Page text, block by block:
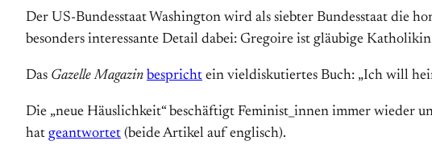
Der US-Bundesstaat Washington wird als siebter Bundesstaat die
besonders interessante Detail dabei: Gregoire ist gläubige
Das Gazelle Magazin bespricht ein vieldiskutiertes Buch: „Ich will
Die „neue Häuslichkeit“ beschäftigt Feminist_innen immer wieder
hat geantwortet (beide Artikel auf englisch).